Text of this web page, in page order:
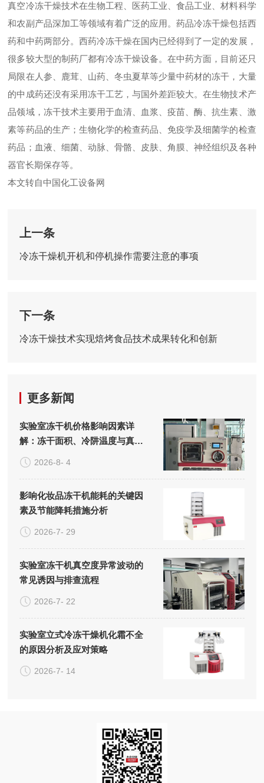
真空冷冻干燥技术在生物工程、医药工业、食品工业、材料科学
和农副产品深加工等领域有着广泛的应用。药品冷冻干燥包括西
药和中药两部分。西药冷冻干燥在国内已经得到了一定的发展，
很多较大型的制药厂都有冷冻干燥设备。在中药方面，目前还只
局限在人参、鹿茸、山药、冬虫夏草等少量中药材的冻干，大量
的中成药还没有采用冻干工艺，与国外差距较大。在生物技术产
品领域，冻干技术主要用于血清、血浆、疫苗、酶、抗生素、激
素等药品的生产；生物化学的检查药品、免疫学及细菌学的检查
药品；血液、细菌、动脉、骨骼、皮肤、角膜、神经组织及各种
器官长期保存等。
本文转自中国化工设备网
上一条
冷冻干燥机开机和停机操作需要注意的事项
下一条
冷冻干燥技术实现焙烤食品技术成果转化和创新
更多新闻
实验室冻干机价格影响因素详
解：冻干面积、冷阱温度与真空
系统的成本构成
2026-8- 4
影响化妆品冻干机能耗的关键因
素及节能降耗措施分析
2026-7- 29
实验室冻干机真空度异常波动的
常见诱因与排查流程
2026-7- 22
实验室立式冷冻干燥机化霜不全
的原因分析及应对策略
2026-7- 14